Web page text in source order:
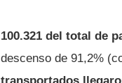
100.321 del total de
descenso de 91,2%